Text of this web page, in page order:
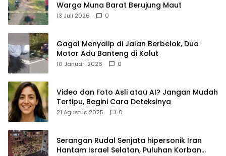
Warga Muna Barat Berujung Maut
13 Juli 2026 0
Gagal Menyalip di Jalan Berbelok, Dua
Motor Adu Banteng di Kolut
10 Januari 2026 0
Video dan Foto Asli atau AI? Jangan Mudah
Tertipu, Begini Cara Deteksinya
21 Agustus 2025 0
Serangan Rudal Senjata hipersonik Iran
Hantam Israel Selatan, Puluhan Korban